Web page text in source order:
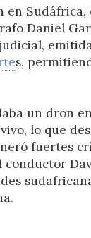
en Sudáfrica,
Daniel
s,
un dron
lo que
fuertes